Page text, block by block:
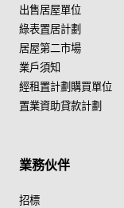
出售居屋單位
綠表置居計劃
居屋第二市場
業戶須知
經租置計劃購買單位
置業資助貸款計劃
業務伙伴
招標